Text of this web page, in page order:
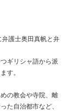
護士奥田真帆と弁
ギリシャ語から派
す。
の教会や寺院、離
た自治都市など、